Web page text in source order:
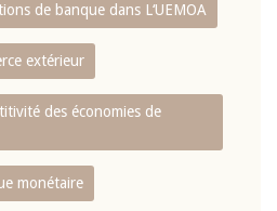
de banque dans L‘UEMOA
extérieur
des économies de
monétaire